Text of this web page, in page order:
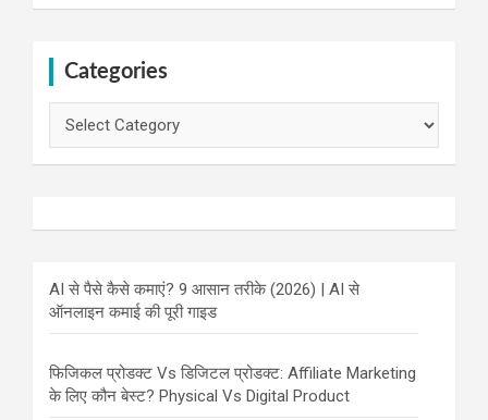
Categories
AI से पैसे कैसे कमाएं? 9 आसान तरीके (2026) | AI से
ऑनलाइन कमाई की पूरी गाइड
फिजिकल प्रोडक्ट Vs डिजिटल प्रोडक्ट: Affiliate Marketing
के लिए कौन बेस्ट? Physical Vs Digital Product